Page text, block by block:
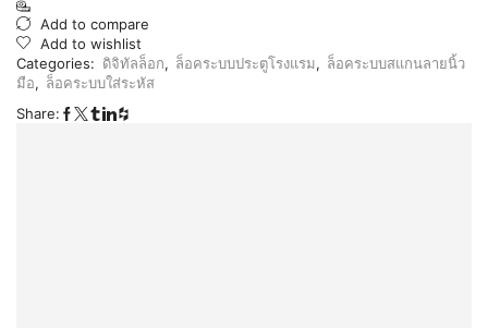
Add to compare
Add to wishlist
Categories: ดิจิทัลล็อก, ล็อคระบบประตูโรงแรม, ล็อคระบบสแกนลายนิ้ว
มือ, ล็อคระบบใส่ระหัส
Share: